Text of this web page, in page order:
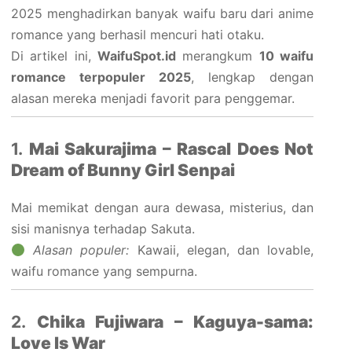
2025 menghadirkan banyak waifu baru dari anime
romance yang berhasil mencuri hati otaku.
Di artikel ini, WaifuSpot.id merangkum 10 waifu
romance terpopuler 2025, lengkap dengan
alasan mereka menjadi favorit para penggemar.
1. Mai Sakurajima – Rascal Does Not
Dream of Bunny Girl Senpai
Mai memikat dengan aura dewasa, misterius, dan
sisi manisnya terhadap Sakuta.
Alasan populer: Kawaii, elegan, dan lovable,
waifu romance yang sempurna.
2. Chika Fujiwara – Kaguya-sama:
Love Is War